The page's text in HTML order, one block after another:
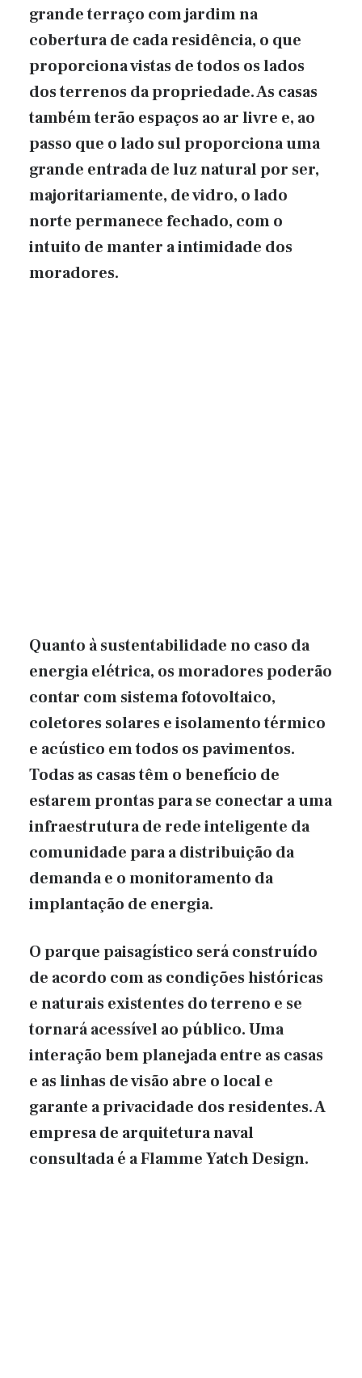
grande terraço com jardim na
cobertura de cada residência, o que
proporciona vistas de todos os lados
dos terrenos da propriedade. As casas
também terão espaços ao ar livre e, ao
passo que o lado sul proporciona uma
grande entrada de luz natural por ser,
majoritariamente, de vidro, o lado
norte permanece fechado, com o
intuito de manter a intimidade dos
moradores.
Quanto à sustentabilidade no caso da
energia elétrica, os moradores poderão
contar com sistema fotovoltaico,
coletores solares e isolamento térmico
e acústico em todos os pavimentos.
Todas as casas têm o benefício de
estarem prontas para se conectar a uma
infraestrutura de rede inteligente da
comunidade para a distribuição da
demanda e o monitoramento da
implantação de energia.
O parque paisagístico será construído
de acordo com as condições históricas
e naturais existentes do terreno e se
tornará acessível ao público. Uma
interação bem planejada entre as casas
e as linhas de visão abre o local e
garante a privacidade dos residentes. A
empresa de arquitetura naval
consultada é a Flamme Yatch Design.